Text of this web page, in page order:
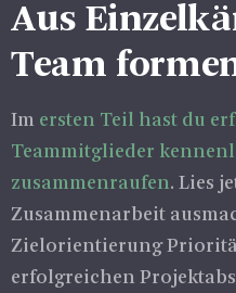
Aus
Team
Im ersten Teil hast du
Teammitglieder
zusammenraufen. Lies
Zusammenarbeit
Zielorientierung
erfolgreichen